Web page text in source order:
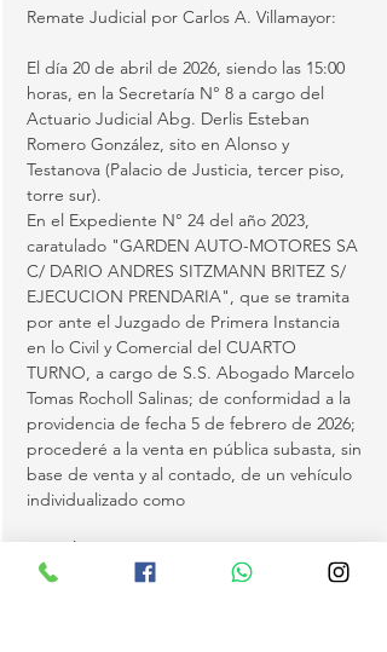
Remate Judicial por Carlos A. Villamayor:
El día 20 de abril de 2026, siendo las 15:00
horas, en la Secretaría N° 8 a cargo del
Actuario Judicial Abg. Derlis Esteban
Romero González, sito en Alonso y
Testanova (Palacio de Justicia, tercer piso,
torre sur).
En el Expediente N° 24 del año 2023,
caratulado "GARDEN AUTO-MOTORES SA
C/ DARIO ANDRES SITZMANN BRITEZ S/
EJECUCION PRENDARIA", que se tramita
por ante el Juzgado de Primera Instancia
en lo Civil y Comercial del CUARTO
TURNO, a cargo de S.S. Abogado Marcelo
Tomas Rocholl Salinas; de conformidad a la
providencia de fecha 5 de febrero de 2026;
procederé a la venta en pública subasta, sin
base de venta y al contado, de un vehículo
individualizado como
TIPO AUTOMÓVIL, MODELO PICANTO,